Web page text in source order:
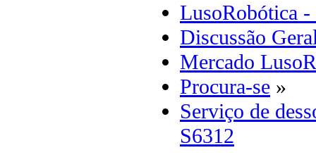
LusoRobótica -
Discussão
Mercado
Procura-se »
Serviço de
S6312